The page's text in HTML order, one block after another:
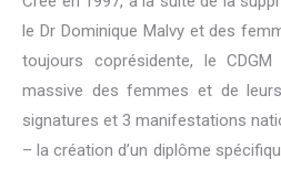
le Dr Dominique Malvy et des
toujours coprésidente, le
massive des femmes et de
signatures et 3 manifestations
– la création d’un diplôme